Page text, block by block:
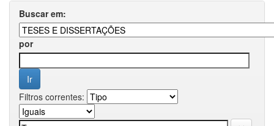
Buscar em:
por
Filtros correntes: